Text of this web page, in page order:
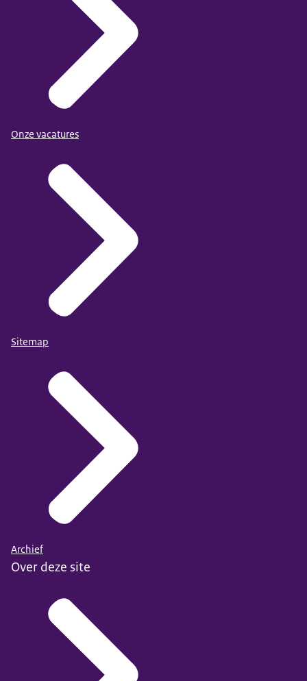
Onze vacatures
Sitemap
Archief
Over deze site